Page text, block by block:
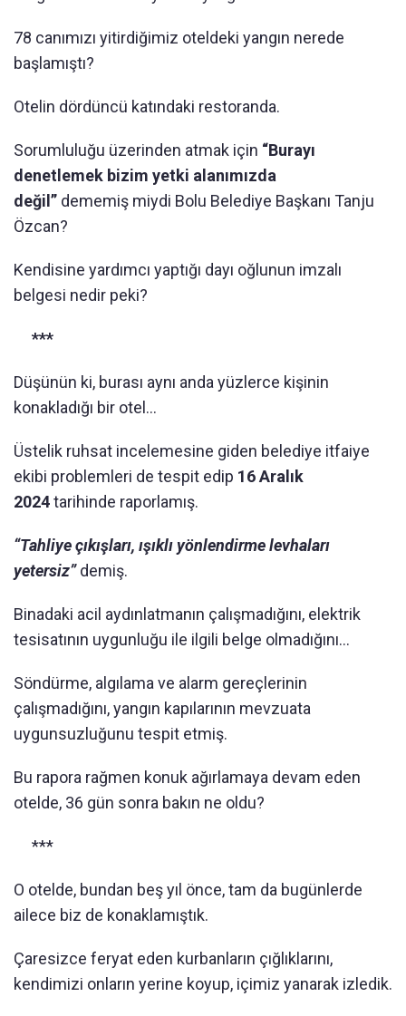
78 canımızı yitirdiğimiz oteldeki yangın nerede
başlamıştı?
Otelin dördüncü katındaki restoranda.
Sorumluluğu üzerinden atmak için “Burayı
denetlemek bizim yetki alanımızda
değil” dememiş miydi Bolu Belediye Başkanı Tanju
Özcan?
Kendisine yardımcı yaptığı dayı oğlunun imzalı
belgesi nedir peki?
***
Düşünün ki, burası aynı anda yüzlerce kişinin
konakladığı bir otel…
Üstelik ruhsat incelemesine giden belediye itfaiye
ekibi problemleri de tespit edip 16 Aralık
2024tarihinde raporlamış.
“Tahliye çıkışları, ışıklı yönlendirme levhaları
yetersiz”demiş.
Binadaki acil aydınlatmanın çalışmadığını, elektrik
tesisatının uygunluğu ile ilgili belge olmadığını…
Söndürme, algılama ve alarm gereçlerinin
çalışmadığını, yangın kapılarının mevzuata
uygunsuzluğunu tespit etmiş.
Bu rapora rağmen konuk ağırlamaya devam eden
otelde, 36 gün sonra bakın ne oldu?
***
O otelde, bundan beş yıl önce, tam da bugünlerde
ailece biz de konaklamıştık.
Çaresizce feryat eden kurbanların çığlıklarını,
kendimizi onların yerine koyup, içimiz yanarak izledik.